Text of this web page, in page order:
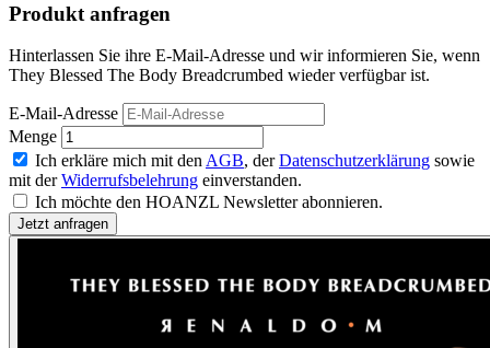
Produkt anfragen
Hinterlassen Sie ihre E-Mail-Adresse und wir informieren Sie, wenn
They Blessed The Body Breadcrumbed wieder verfügbar ist.
E-Mail-Adresse
Menge
Ich erkläre mich mit den AGB, derDatenschutzerklärung sowie
mit derWiderrufsbelehrung einverstanden.
Ich möchte den HOANZL Newsletter abonnieren.